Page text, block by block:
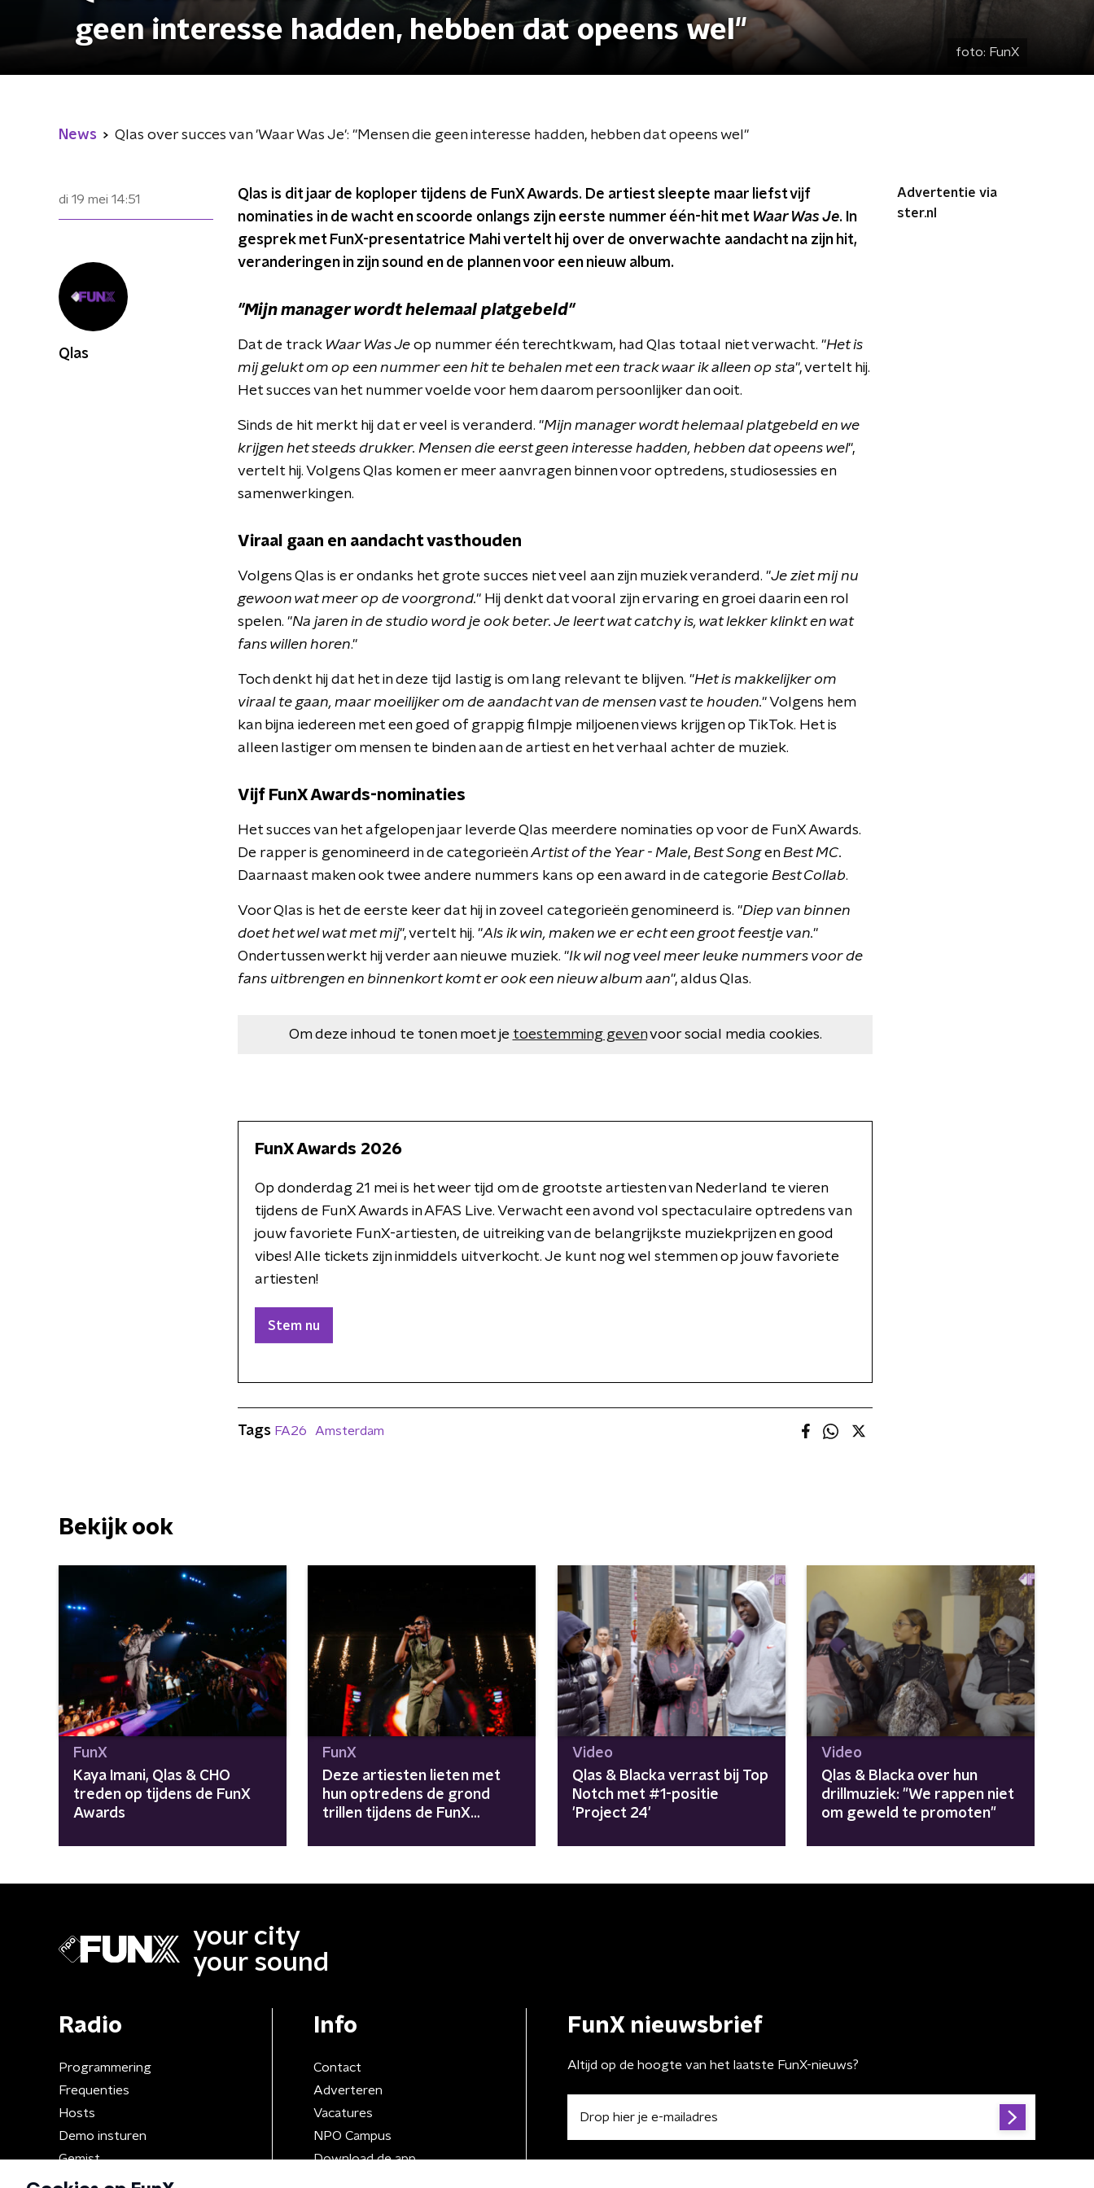
geen interesse hadden, hebben dat opeens wel"
foto: FunX
News Qlas over succes van 'Waar Was Je': "Mensen die geen interesse hadden, hebben dat opeens wel"
di 19 mei 14:51
Qlas is dit jaar de koploper tijdens de FunX Awards. De artiest sleepte maar liefst vijf
nominaties in de wacht en scoorde onlangs zijn eerste nummer één-hit met Waar Was Je. In
gesprek met FunX-presentatrice Mahi vertelt hij over de onverwachte aandacht na zijn hit,
veranderingen in zijn sound en de plannen voor een nieuw album.
"Mijn manager wordt helemaal platgebeld"
Dat de track Waar Was Je op nummer één terechtkwam, had Qlas totaal niet verwacht. "Het is
mij gelukt om op een nummer een hit te behalen met een track waar ik alleen op sta", vertelt hij.
Het succes van het nummer voelde voor hem daarom persoonlijker dan ooit.
Sinds de hit merkt hij dat er veel is veranderd. "Mijn manager wordt helemaal platgebeld en we
krijgen het steeds drukker. Mensen die eerst geen interesse hadden, hebben dat opeens wel",
vertelt hij. Volgens Qlas komen er meer aanvragen binnen voor optredens, studiosessies en
samenwerkingen.
Viraal gaan en aandacht vasthouden
Volgens Qlas is er ondanks het grote succes niet veel aan zijn muziek veranderd. "Je ziet mij nu
gewoon wat meer op de voorgrond." Hij denkt dat vooral zijn ervaring en groei daarin een rol
spelen. "Na jaren in de studio word je ook beter. Je leert wat catchy is, wat lekker klinkt en wat
fans willen horen."
Toch denkt hij dat het in deze tijd lastig is om lang relevant te blijven. "Het is makkelijker om
viraal te gaan, maar moeilijker om de aandacht van de mensen vast te houden." Volgens hem
kan bijna iedereen met een goed of grappig filmpje miljoenen views krijgen op TikTok. Het is
alleen lastiger om mensen te binden aan de artiest en het verhaal achter de muziek.
Vijf FunX Awards-nominaties
Het succes van het afgelopen jaar leverde Qlas meerdere nominaties op voor de FunX Awards.
De rapper is genomineerd in de categorieënArtist of the Year - Male, Best SongenBest MC.
Daarnaast maken ook twee andere nummers kans op een award in de categorie Best Collab.
Voor Qlas is het de eerste keer dat hij in zoveel categorieën genomineerd is. "Diep van binnen
doet het wel wat met mij", vertelt hij. "Als ik win, maken we er echt een groot feestje van."
Ondertussen werkt hij verder aan nieuwe muziek. "Ik wil nog veel meer leuke nummers voor de
fans uitbrengen en binnenkort komt er ook een nieuw album aan", aldus Qlas.
Om deze inhoud te tonen moet je toestemming gevenvoor social media cookies.
FunX Awards 2026
Op donderdag 21 mei is het weer tijd om de grootste artiesten van Nederland te vieren
tijdens de FunX Awards in AFAS Live. Verwacht een avond vol spectaculaire optredens van
jouw favoriete FunX-artiesten, de uitreiking van de belangrijkste muziekprijzen en good
vibes! Alle tickets zijn inmiddels uitverkocht. Je kunt nog wel stemmen op jouw favoriete
artiesten!
Stem nu
Advertentie via
ster.nl
Qlas
Tags FA26 Amsterdam
Bekijk ook
FunX
Kaya Imani, Qlas & CHO
treden op tijdens de FunX
Awards
FunX
Deze artiesten lieten met
hun optredens de grond
trillen tijdens de FunX
Video
Qlas & Blacka verrast bij Top
Notch met #1-positie
'Project 24'
Video
Qlas & Blacka over hun
drillmuziek: "We rappen niet
om geweld te promoten"
your city
your sound
Radio
Programmering
Frequenties
Hosts
Demo insturen
Gemist
Info
Contact
Adverteren
Vacatures
NPO Campus
Download de app
FunX nieuwsbrief
Altijd op de hoogte van het laatste FunX-nieuws?